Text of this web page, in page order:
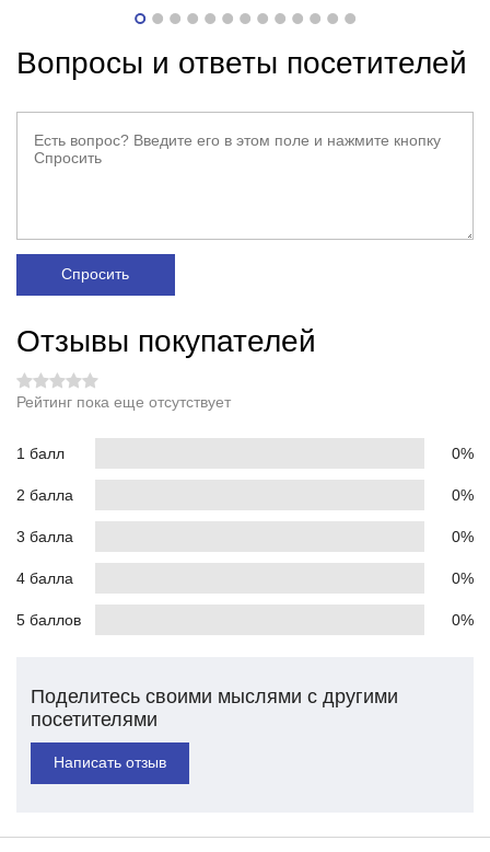
Вопросы и ответы посетителей
Спросить
Отзывы покупателей
Рейтинг пока еще отсутствует
1 балл 0%
2 балла 0%
3 балла 0%
4 балла 0%
5 баллов 0%
Поделитесь своими мыслями с другими
посетителями
Написать отзыв